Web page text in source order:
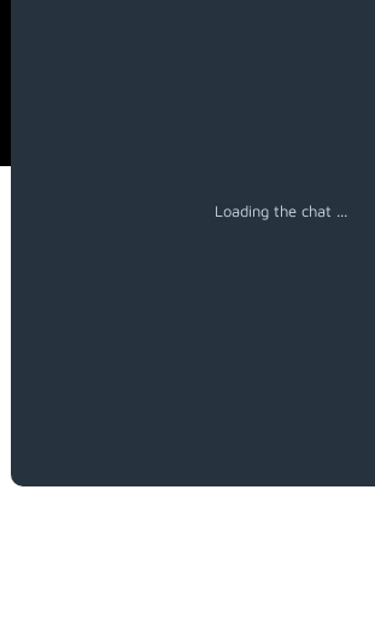
Loading the chat ...